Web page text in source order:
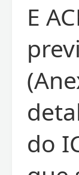
E
do